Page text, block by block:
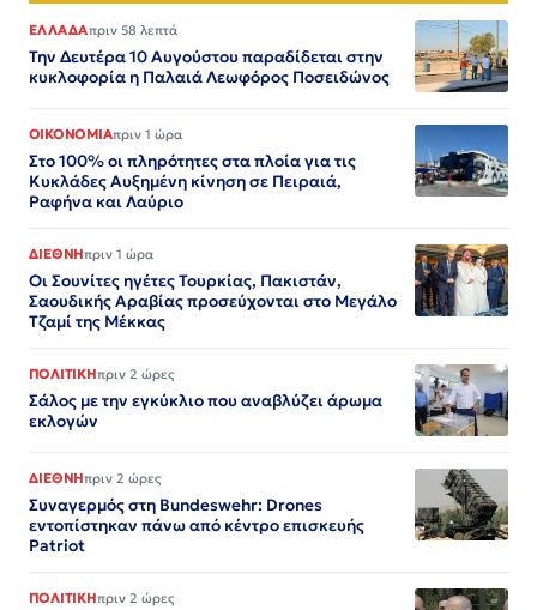
ΕΛΛΑΔΑπριν 58 λεπτά
Την Δευτέρα 10 Αυγούστου παραδίδεται στην
κυκλοφορία η Παλαιά Λεωφόρος Ποσειδώνος
ΟΙΚΟΝΟΜΙΑπριν 1 ώρα
Στο 100% οι πληρότητες στα πλοία για τις
Κυκλάδες Αυξημένη κίνηση σε Πειραιά,
Ραφήνα και Λαύριο
ΔΙΕΘΝΗπριν 1 ώρα
Οι Σουνίτες ηγέτες Τουρκίας, Πακιστάν,
Σαουδικής Αραβίας προσεύχονται στο Μεγάλο
Τζαμί της Μέκκας
ΠΟΛΙΤΙΚΗπριν 2 ώρες
Σάλος με την εγκύκλιο που αναβλύζει άρωμα
εκλογών
ΔΙΕΘΝΗπριν 2 ώρες
Συναγερμός στη Bundeswehr: Drones
εντοπίστηκαν πάνω από κέντρο επισκευής
Patriot
ΠΟΛΙΤΙΚΗπριν 2 ώρες